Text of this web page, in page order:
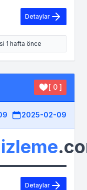
Detaylar
1 hafta önce
[ 0 ]
2025-02-09
Detaylar